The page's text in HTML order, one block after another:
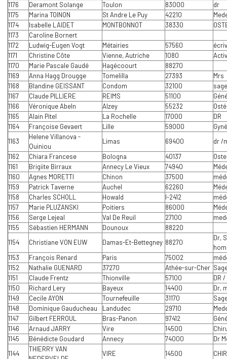
1176
Deramont Solange Toulon 83000
dr
1175
Marina TOINON St Andre Le Puy 42210
1174
Isabelle LAIDET MONTBONNOT 38330
1173
Caroline Bornert
1172
Ludwig-Eugen Vogt Métairies 57560
1171
Christine Côte Vienne, Autriche 1080
1170
Marie Pascale Gaudé Hagécoourt
88270
1169
Anna Hagg Drougge Tomelilla 27393
Mrs
1168
Blandine GEISSANT Condom 32100
1167
Claude PILLIERE REIMS 51100
1166
Véronique Abeln Alzey 55232
1165
Alain Pitel La Rochelle 17000
DR
1164
Françoise Gevaert Lille 59000
1163
Helene Villanova -
Quiniou
Limas 69400
dr /
1162
Chiara Francese Bologna 40137
1161
Brigiite Birraux Annecy Le Vieux 74940
1160
Agnes MORETTI Chinon 37500
1159
Patrick Taverne Auchel 62260
1158
Charles SCHOLL Howald l-2412
1157
Marie PLUZANSKI Poitiers 86000
1156
Serge Lejeal Val De Reuil 27100
1155
Sébastien HERMANN Dounoux
88220
1154
Christiane VON EUW Damas-Et-Bettegney 88270
Dr,
1153
François Renard Paris 75002
1152
Nathalie GUENARD 37270 Athée-sur-Cher
1151
Claude Frentz Thionville 57100
DR /
1150
Richard Lery Bayeux 14400
Dr,
1149
Cecile AYON Tournefeuille 31170
1148
Dominique Gauducheau Landudec 29710
1147
Gilbert FERROUL Bras-Panon 97412
1146
Arnaud JARRY Vire 14500
1145
Bénédicte Goudard Annecy 74000
Dr
1144
THIERRY VAN
VIRE 14500